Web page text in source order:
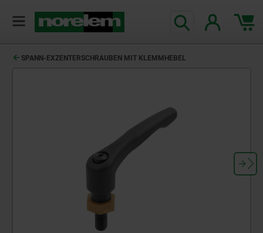
SPANN-EXZENTERSCHRAUBEN MIT KLEMMHEBEL